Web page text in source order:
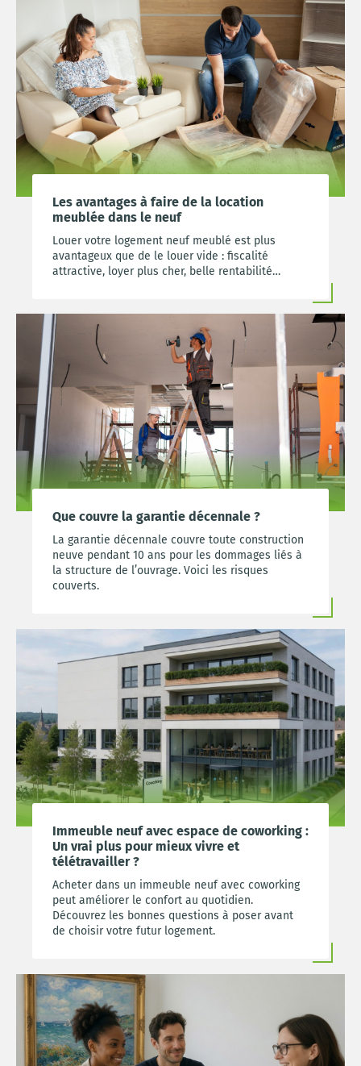
Les avantages à faire de la location
meublée dans le neuf
Louer votre logement neuf meublé est plus
avantageux que de le louer vide : fiscalité
attractive, loyer plus cher, belle rentabilité…
Que couvre la garantie décennale ?
La garantie décennale couvre toute construction
neuve pendant 10 ans pour les dommages liés à
la structure de l’ouvrage. Voici les risques
couverts.
Immeuble neuf avec espace de coworking :
Un vrai plus pour mieux vivre et
télétravailler ?
Acheter dans un immeuble neuf avec coworking
peut améliorer le confort au quotidien.
Découvrez les bonnes questions à poser avant
de choisir votre futur logement.